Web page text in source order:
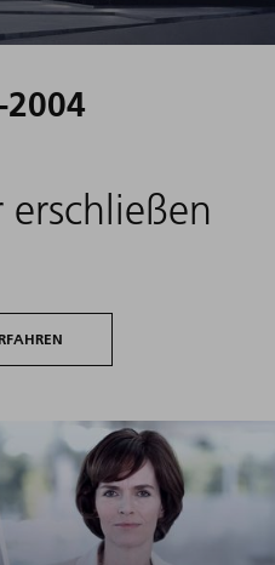
2004
erschließen